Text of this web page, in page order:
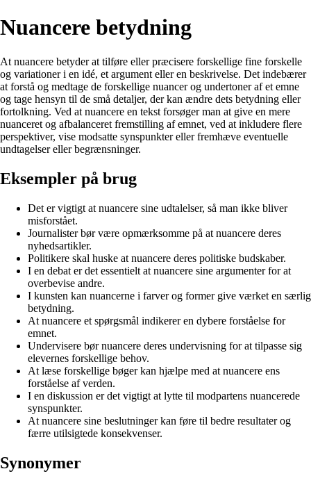
Nuancere betydning
At nuancere betyder at tilføre eller præcisere forskellige fine forskelle
og variationer i en idé, et argument eller en beskrivelse. Det indebærer
at forstå og medtage de forskellige nuancer og undertoner af et emne
og tage hensyn til de små detaljer, der kan ændre dets betydning eller
fortolkning. Ved at nuancere en tekst forsøger man at give en mere
nuanceret og afbalanceret fremstilling af emnet, ved at inkludere flere
perspektiver, vise modsatte synspunkter eller fremhæve eventuelle
undtagelser eller begrænsninger.
Eksempler på brug
Det er vigtigt at nuancere sine udtalelser, så man ikke bliver
misforstået.
Journalister bør være opmærksomme på at nuancere deres
nyhedsartikler.
Politikere skal huske at nuancere deres politiske budskaber.
I en debat er det essentielt at nuancere sine argumenter for at
overbevise andre.
I kunsten kan nuancerne i farver og former give værket en særlig
betydning.
At nuancere et spørgsmål indikerer en dybere forståelse for
emnet.
Undervisere bør nuancere deres undervisning for at tilpasse sig
elevernes forskellige behov.
At læse forskellige bøger kan hjælpe med at nuancere ens
forståelse af verden.
I en diskussion er det vigtigt at lytte til modpartens nuancerede
synspunkter.
At nuancere sine beslutninger kan føre til bedre resultater og
færre utilsigtede konsekvenser.
Synonymer